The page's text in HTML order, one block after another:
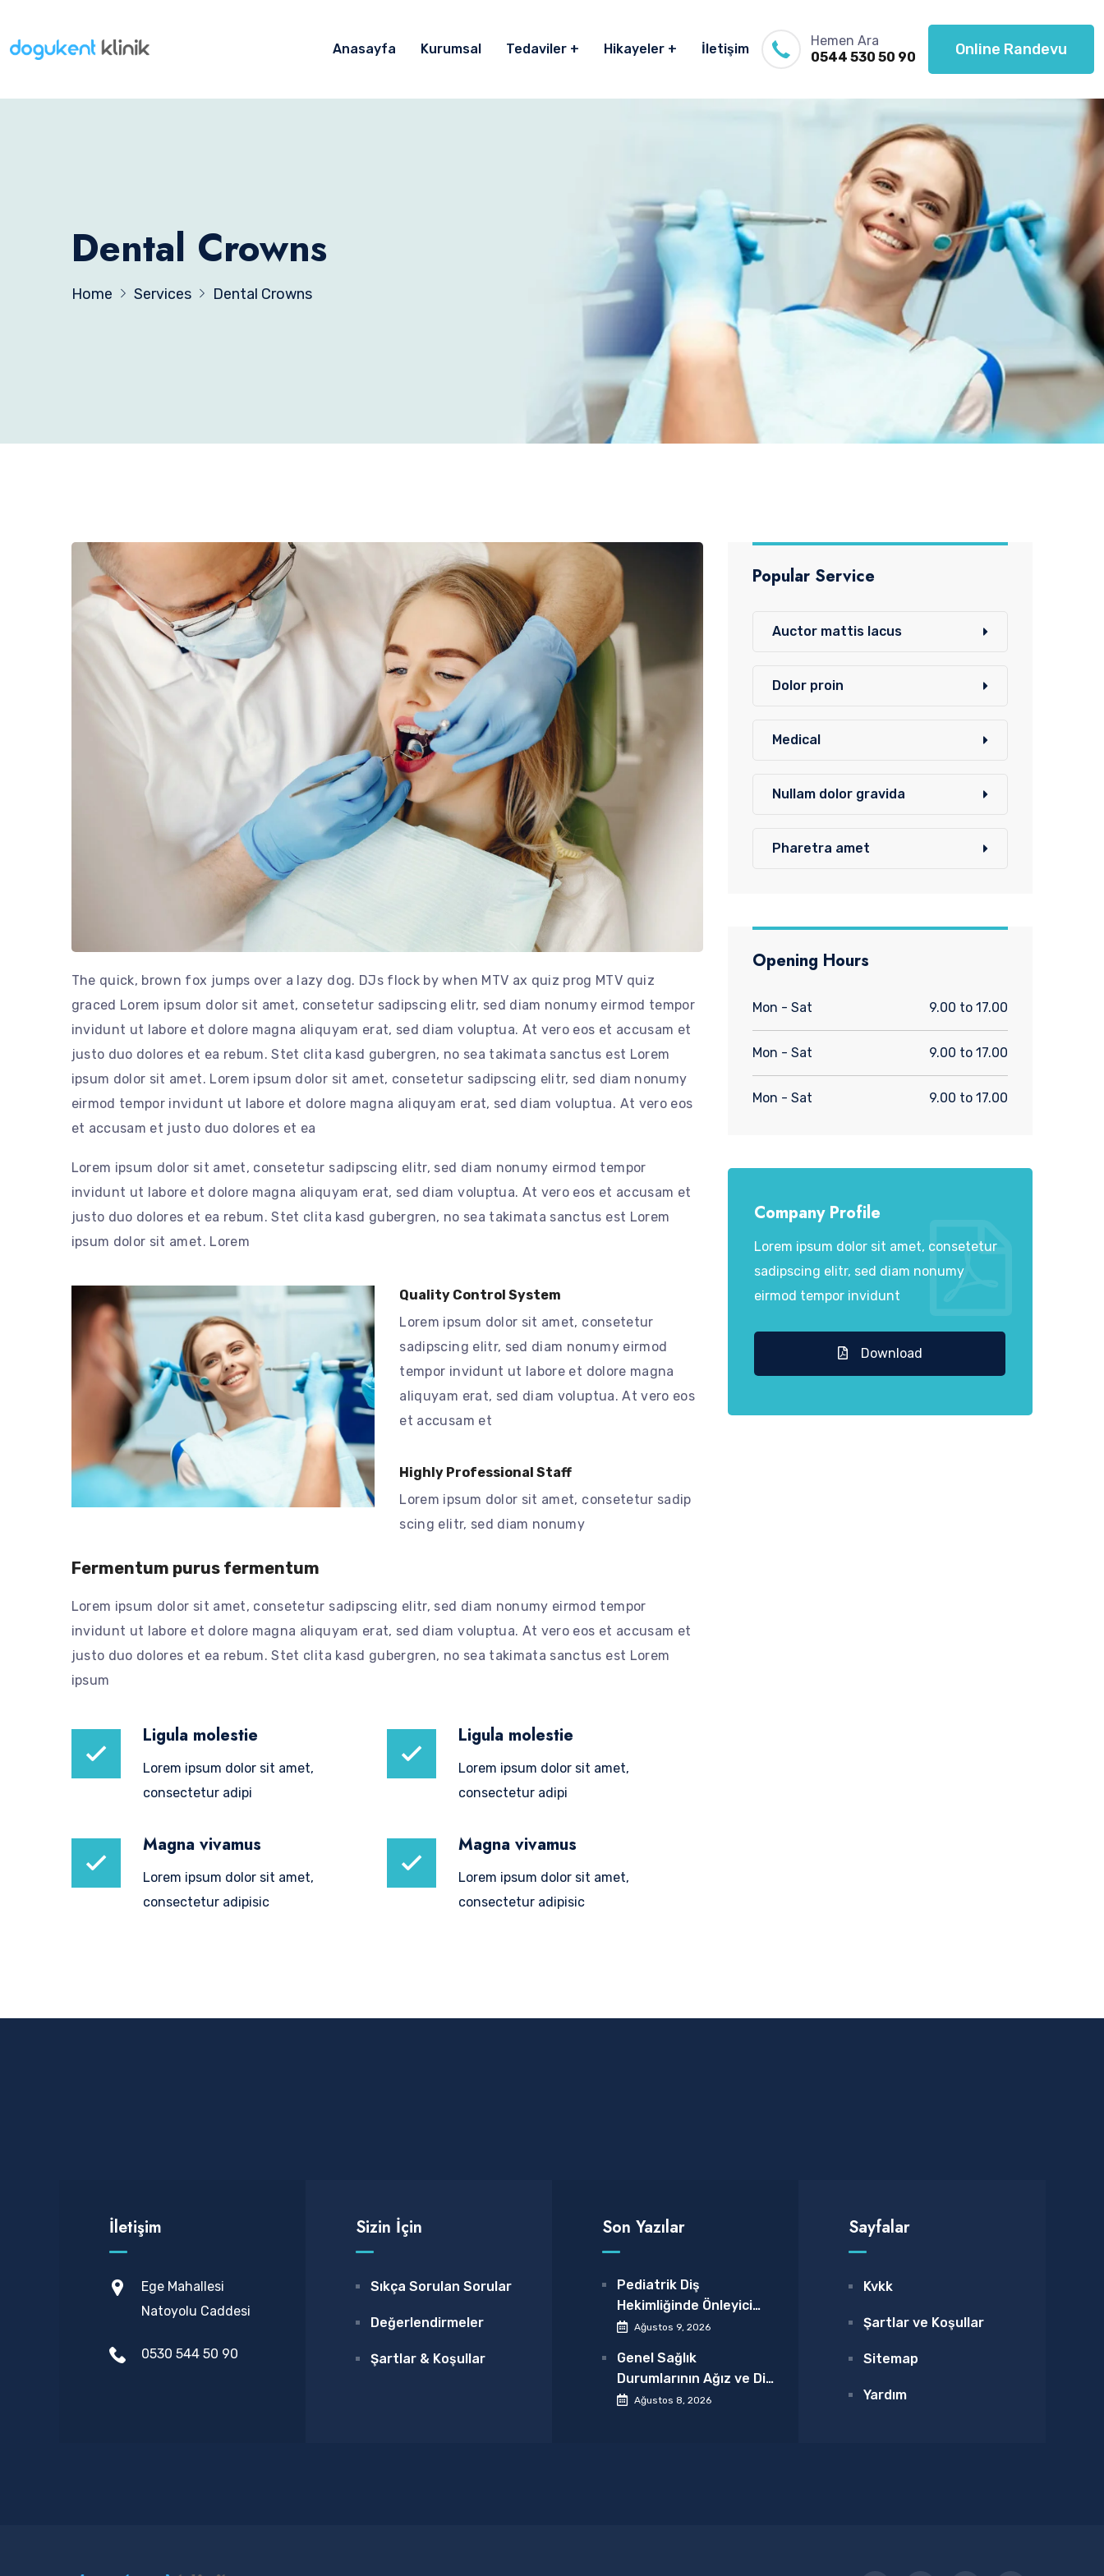
Anasayfa Kurumsal Tedaviler Hikayeler İletişim
Hemen Ara
0544 530 50 90
Online Randevu
Dental Crowns
Home Services Dental Crowns
The quick, brown fox jumps over a lazy dog. DJs flock by when MTV ax quiz prog MTV quiz
graced Lorem ipsum dolor sit amet, consetetur sadipscing elitr, sed diam nonumy eirmod tempor
invidunt ut labore et dolore magna aliquyam erat, sed diam voluptua. At vero eos et accusam et
justo duo dolores et ea rebum. Stet clita kasd gubergren, no sea takimata sanctus est Lorem
ipsum dolor sit amet. Lorem ipsum dolor sit amet, consetetur sadipscing elitr, sed diam nonumy
eirmod tempor invidunt ut labore et dolore magna aliquyam erat, sed diam voluptua. At vero eos
et accusam et justo duo dolores et ea
Lorem ipsum dolor sit amet, consetetur sadipscing elitr, sed diam nonumy eirmod tempor
invidunt ut labore et dolore magna aliquyam erat, sed diam voluptua. At vero eos et accusam et
justo duo dolores et ea rebum. Stet clita kasd gubergren, no sea takimata sanctus est Lorem
ipsum dolor sit amet. Lorem
Quality Control System
Lorem ipsum dolor sit amet, consetetur
sadipscing elitr, sed diam nonumy eirmod
tempor invidunt ut labore et dolore magna
aliquyam erat, sed diam voluptua. At vero eos
et accusam et
Highly Professional Staff
Lorem ipsum dolor sit amet, consetetur sadip
scing elitr, sed diam nonumy
Fermentum purus fermentum
Lorem ipsum dolor sit amet, consetetur sadipscing elitr, sed diam nonumy eirmod tempor
invidunt ut labore et dolore magna aliquyam erat, sed diam voluptua. At vero eos et accusam et
justo duo dolores et ea rebum. Stet clita kasd gubergren, no sea takimata sanctus est Lorem
ipsum
Ligula molestie
Lorem ipsum dolor sit amet,
consectetur adipi
Magna vivamus
Lorem ipsum dolor sit amet,
consectetur adipisic
Ligula molestie
Lorem ipsum dolor sit amet,
consectetur adipi
Magna vivamus
Lorem ipsum dolor sit amet,
consectetur adipisic
Popular Service
Auctor mattis lacus
Dolor proin
Medical
Nullam dolor gravida
Pharetra amet
Opening Hours
Mon - Sat 9.00 to 17.00
Mon - Sat 9.00 to 17.00
Mon - Sat 9.00 to 17.00
Company Profile
Lorem ipsum dolor sit amet, consetetur
sadipscing elitr, sed diam nonumy
eirmod tempor invidunt
Download
İletişim
Ege Mahallesi
Natoyolu Caddesi
0530 544 50 90
Sizin İçin
Sıkça Sorulan Sorular
Değerlendirmeler
Şartlar & Koşullar
Son Yazılar
Pediatrik Diş
Hekimliğinde Önleyici
Tedaviler: Mamak’taki
Başlangıçlar 2026
Ağustos 9, 2026
Genel Sağlık
Durumlarının Ağız ve Diş
Sağlığına Etkileri:
Ağustos 8, 2026
Sayfalar
Kvkk
Şartlar ve Koşullar
Sitemap
Yardım